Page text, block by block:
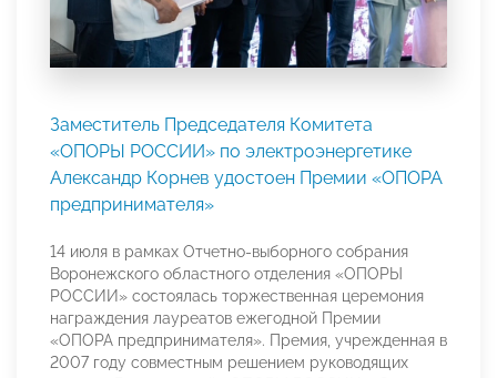
Заместитель Председателя Комитета
«ОПОРЫ РОССИИ» по электроэнергетике
Александр Корнев удостоен Премии «ОПОРА
предпринимателя»
14 июля в рамках Отчетно-выборного собрания
Воронежского областного отделения «ОПОРЫ
РОССИИ» состоялась торжественная церемония
награждения лауреатов ежегодной Премии
«ОПОРА предпринимателя». Премия, учрежденная в
2007 году совместным решением руководящих